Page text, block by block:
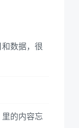
数据，很
的内容忘